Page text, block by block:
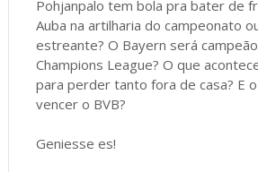
Pohjanpalo tem bola pra bater de
Auba na artilharia do campeonato
estreante? O Bayern será
Champions League? O que
para perder tanto fora de casa? E
vencer o BVB?
Geniesse es!